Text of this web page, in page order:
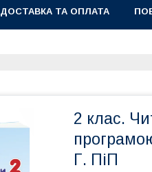
ДОСТАВКА ТА ОПЛАТА
2 клас.
Г. ПіП